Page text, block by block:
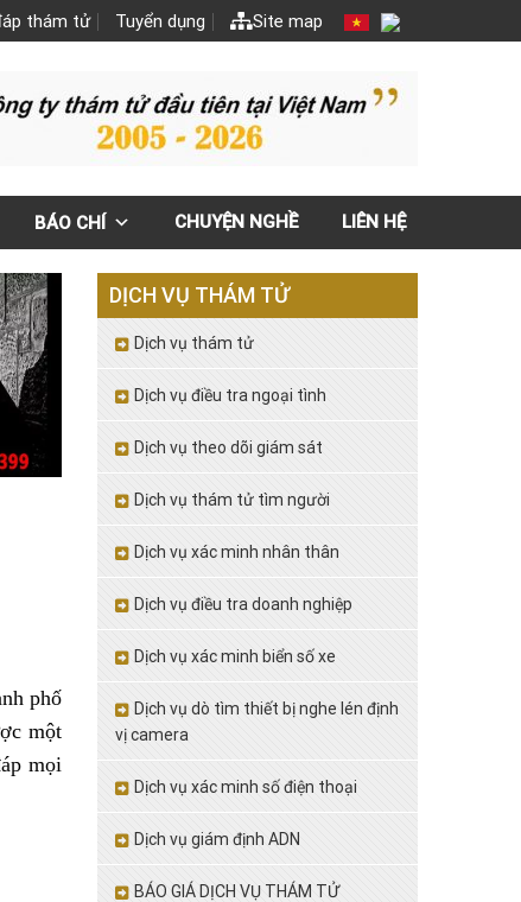
thám tử Tuyển dụng Site map
BÁO CHÍ CHUYỆN NGHỀ LIÊN HỆ
phố
một
mọi
DỊCH VỤ THÁM TỬ
Dịch vụ thám tử
Dịch vụ điều tra ngoại tình
Dịch vụ theo dõi giám sát
Dịch vụ thám tử tìm người
Dịch vụ xác minh nhân thân
Dịch vụ điều tra doanh nghiệp
Dịch vụ xác minh biển số xe
Dịch vụ dò tìm thiết bị nghe lén định
vị camera
Dịch vụ xác minh số điện thoại
Dịch vụ giám định ADN
BÁO GIÁ DỊCH VỤ THÁM TỬ